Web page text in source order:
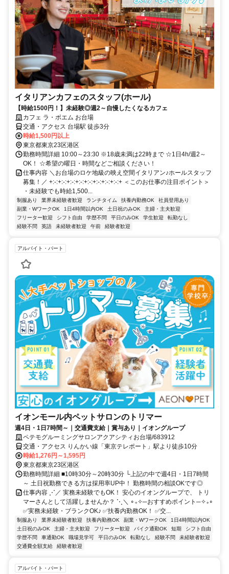
イタリアンカフェのスタッフ(ホール)
【時給1500円！】未経験◎週2～自慢したくなるカフェ
カフェ ラ・ボエム お台場
交通・アクセス 台場駅 徒歩3分
時給1,500円以上
東京都東京23区港区
勤務時間詳細 10:00～23:30 ※18歳未満は22時まで ☆1日4h/週2～
OK！ ☆希望の曜日・時間などご相談ください！
仕事内容 ＼お台場のロケ地級の映え空間イタリアン♪ホールスタッフ
募集！／ +:-:+:-:+:-:+:-:+:-:+:-:+:-:+:-:+ ＜このお仕事の注目ポイント＞
・未経験でも時給1,500...
制服あり 業界未経験者歓迎 ランチタイム 扶養内勤務OK
社員登用あり
副業・WワークOK
1日4時間以内OK 土日祝のみOK
主婦・主夫歓迎
フリーター歓迎
シフト自由 学歴不問 平日のみOK 学生歓迎
転勤なし
経験不問
英語 未経験者歓迎 午前 経験者歓迎
アルバイト・パート
イオンモール内ペットサロンのトリマー
週4日・1日7時間～｜交通費支給｜賞与あり｜イオングループ
ペテモグルーミングサロンアクアシティお台場/683912
交通・アクセス りんかい線「東京テレポート」駅より徒歩10分
時給1,276円～1,595円
東京都東京23区港区
勤務時間詳細 ■10時30分～20時30分 └上記の中で週4日・1日7時間
～ 土日祝勤務できる方は採用率UP中！ 勤務時間の相談OKです◎
仕事内容 ⋰／ 実務未経験でもOK！ 安心のイオングループで、 トリ
マーさんとして活躍しませんか？ ⋱＼ ∘₊✧─おすすめポイント─✧₊∘
✅実務未経験・ブランクOK♪ ✅️扶養内勤務OK！ ✅️交...
制服あり 業界未経験者歓迎 扶養内勤務OK 副業・WワークOK
1日4時間以内OK
土日祝のみOK
主婦・主夫歓迎 フリーター歓迎 バイク通勤OK 短期
シフト自由
学歴不問
車通勤OK 職場見学可 平日のみOK 転勤なし 経験不問
未経験者歓迎
交通費全額支給
経験者歓迎
アルバイト・パート